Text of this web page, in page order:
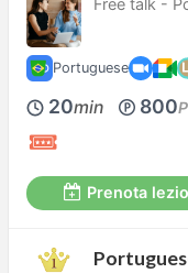
Portuguese
20min 800P
Prenota